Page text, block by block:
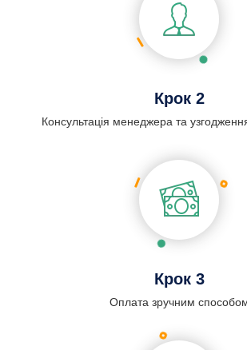
Крок 2
Консультація менеджера та
Крок 3
Оплата зручним